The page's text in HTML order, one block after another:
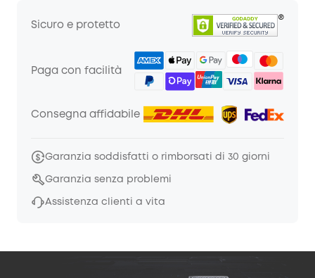
Sicuro e protetto
Paga con facilità
Consegna affidabile
Garanzia soddisfatti o rimborsati di 30 giorni
Garanzia senza problemi
Assistenza clienti a vita